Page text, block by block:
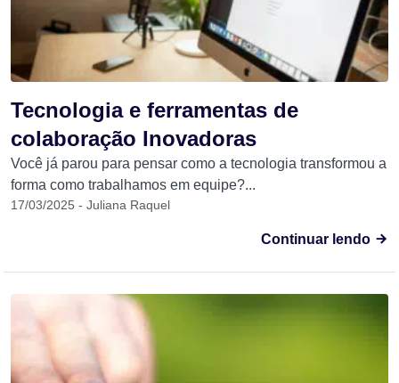
Tecnologia e ferramentas de
colaboração Inovadoras
Você já parou para pensar como a tecnologia transformou a
forma como trabalhamos em equipe?...
17/03/2025 - Juliana Raquel
Continuar lendo